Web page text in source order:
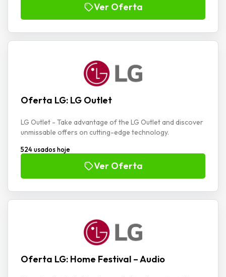
Ver Oferta
Oferta LG: LG Outlet
LG Outlet - Take advantage of the LG Outlet and discover
unmissable offers on cutting-edge technology.
524 usados hoje
Ver Oferta
Oferta LG: Home Festival – Audio